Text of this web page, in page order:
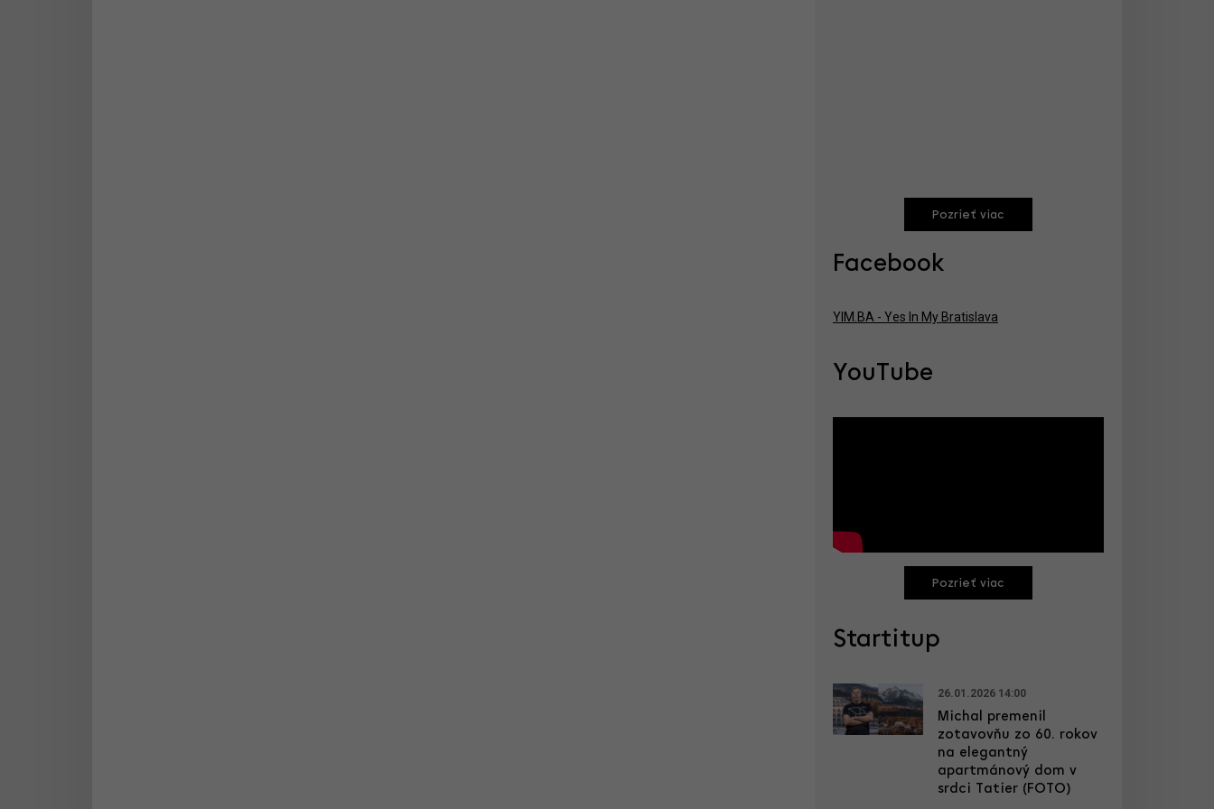
Pozrieť viac
Facebook
YIM.BA - Yes In My Bratislava
YouTube
Pozrieť viac
Startitup
26.01.2026 14:00
Michal premenil
zotavovňu zo 60. rokov
na elegantný
apartmánový dom v
srdci Tatier (FOTO)